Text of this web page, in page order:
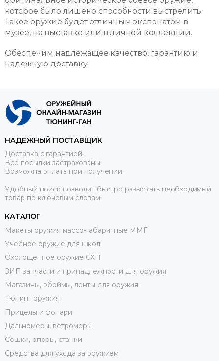
которое было лишено способности выстрелить.
Такое оружие будет отличным экспонатом в
музее, на выставке или в личной коллекции.
Обеспечим надлежащее качество, гарантию и
надежную доставку.
НАДЕЖНЫЙ ПОСТАВЩИК
Доставка с гарантией.
Все посылки застрахованы.
Возможна оплата при получении.
Удобный поиск позволит быстро разыскать необходимый
товар по ключевым словам.
КАТАЛОГ
Макеты оружия массо-габаритные ММГ
Учебное оружие для школ
Охолощенное оружие СХП
ЗИП запчасти и принадлежности для оружия
Магазины, обоймы, ленты для оружия
Тюнинг оружия
Прицелы и фонари
Дальномеры, ветромеры
Сошки, опоры, станки
Средства для ухода за оружием